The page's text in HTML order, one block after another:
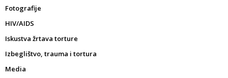
Fotografije
HIV/AIDS
Iskustva žrtava torture
Izbeglištvo, trauma i tortura
Media